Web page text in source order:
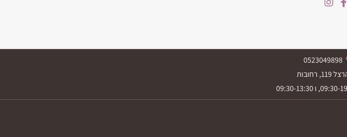
0523049898
119, רחובות